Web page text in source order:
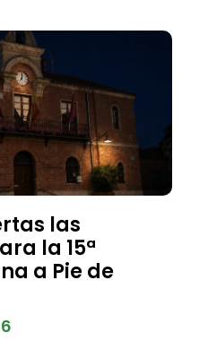
las
la 15ª
a Pie de